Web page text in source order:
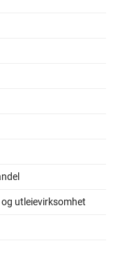
utleievirksomhet